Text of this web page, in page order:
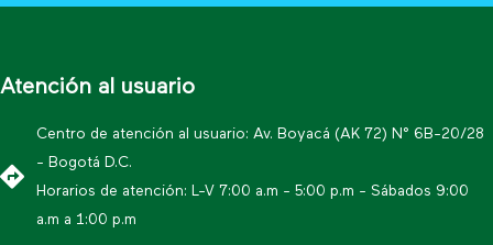
Atención al usuario
Centro de atención al usuario: Av. Boyacá (AK 72) N° 6B-20/28
- Bogotá D.C.
Horarios de atención: L-V 7:00 a.m - 5:00 p.m - Sábados 9:00
a.m a 1:00 p.m